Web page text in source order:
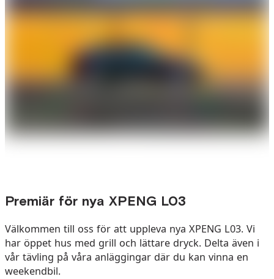
Premiär för nya XPENG L03
Välkommen till oss för att uppleva nya XPENG L03. Vi
har öppet hus med grill och lättare dryck. Delta även i
vår tävling på våra anläggingar där du kan vinna en
weekendbil.